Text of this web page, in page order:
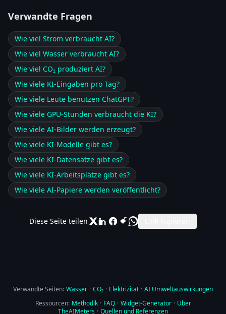
Verwandte Fragen
Wie viel Strom verbraucht AI?
Wie viel Wasser verbraucht AI?
Wie viel CO₂ produziert AI?
Wie viele KI-Eingaben pro Tag?
Wie viele Leute benutzen ChatGPT?
Wie viele GPU-Stunden verbraucht die KI?
Wie viele AI-Bilder werden erzeugt?
Wie viele KI-Modelle gibt es?
Wie viele KI-Datensätze gibt es?
Wie viele KI-Arbeitsplätze gibt es?
Wie viele AI-Papiere werden veröffentlicht?
Diese Seite teilen
Verwandte Seiten: Wasser · CO₂ · Elektrizität · AI Umweltauswirkungen
Ressourcen: Methodik · FAQ · Widget-Generator · Über
TheAIMeters · Quellen und Referenzen